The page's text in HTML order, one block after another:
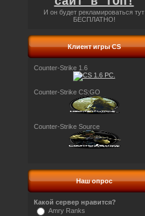
И он будет рекламироваться тут
БЕСПЛАТНО!
Клиент игры CS
Counter-Strike 1.6
Counter-Strike CS:GO
Counter-Strike Source
Наш опрос
Какой сервер нравится?
Amry Ranks